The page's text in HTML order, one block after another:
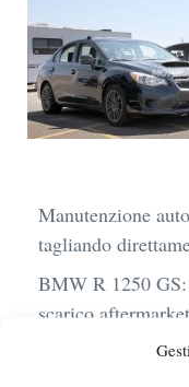
Manutenzione
tagliando
BMW R 1250 GS:
scarico
Audi Q4 e-Tron